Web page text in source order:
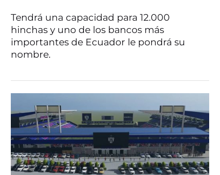
Tendrá una capacidad para 12.000
hinchas y uno de los bancos más
importantes de Ecuador le pondrá su
nombre.